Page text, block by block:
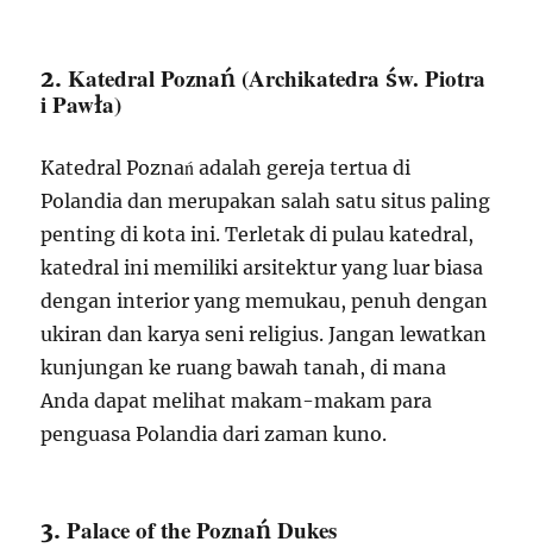
2.Katedral Poznań (Archikatedra św. Piotra
i Pawła)
Katedral Poznań adalah gereja tertua di
Polandia dan merupakan salah satu situs paling
penting di kota ini. Terletak di pulau katedral,
katedral ini memiliki arsitektur yang luar biasa
dengan interior yang memukau, penuh dengan
ukiran dan karya seni religius. Jangan lewatkan
kunjungan ke ruang bawah tanah, di mana
Anda dapat melihat makam-makam para
penguasa Polandia dari zaman kuno.
3.Palace of the Poznań Dukes